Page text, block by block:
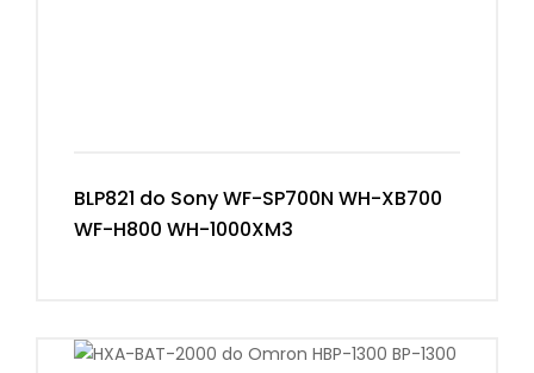
BLP821 do Sony WF-SP700N WH-XB700
WF-H800 WH-1000XM3